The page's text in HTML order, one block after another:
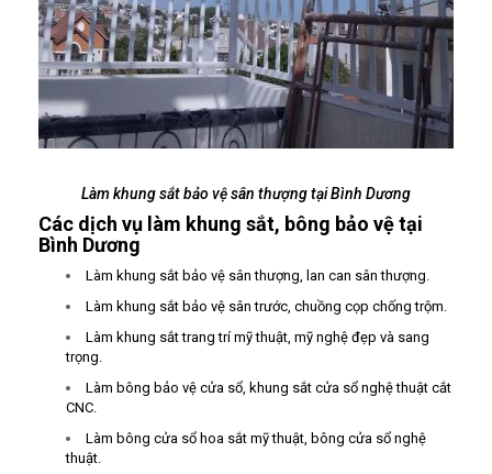
Làm khung sắt bảo vệ sân thượng tại Bình Dương
Các dịch vụ làm khung sắt, bông bảo vệ tại
Bình Dương
Làm khung sắt bảo vệ sân thượng, lan can sân thượng.
Làm khung sắt bảo vệ sân trước, chuồng cọp chống trộm.
Làm khung sắt trang trí mỹ thuật, mỹ nghệ đẹp và sang
trọng.
Làm bông bảo vệ cửa sổ, khung sắt cửa sổ nghệ thuật cắt
CNC.
Làm bông cửa sổ hoa sắt mỹ thuật, bông cửa sổ nghệ
thuật.